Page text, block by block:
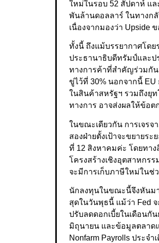
ใหม่ในรอบ 52 สัปดาห์ แล
พันล้านดอลลาร์ ในทางกลั
เนื่องจากมองว่า Upside
ทั้งนี้ ถึงแม้บรรยากาศโด
ประธานาธิบดีทรัมป์และป
ทางการค้าที่สำคัญร่วมกัน
ขู่ไว้ที่ 30% นอกจากนี้
ในสินค้าสหรัฐฯ รวมถึงยุ
ทางการ อาจส่งผลให้ข้อต
ในขณะเดียวกัน การเจร
สองฝ่ายตั้งเป้าจะขยายร
ที่ 12 สิงหาคมค่ะ โดยทาง
โครงสร้างเชิงอุตสาหกร
จะมีการเก็บภาษีใหม่ในช่
นักลงทุนในขณะนี้จึงหันมา
สุดในวันพุธนี้ แม้ว่า Fed
ปรับลดดอกเบี้ยในเดือนกั
มิถุนายน และข้อมูลตลาดแ
Nonfarm Payrolls ประจ